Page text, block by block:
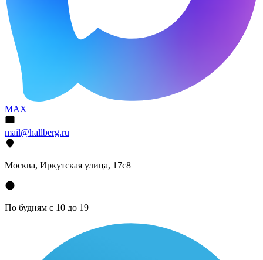
MAX
mail@hallberg.ru
Москва, Иркутская улица, 17с8
По будням с 10 до 19